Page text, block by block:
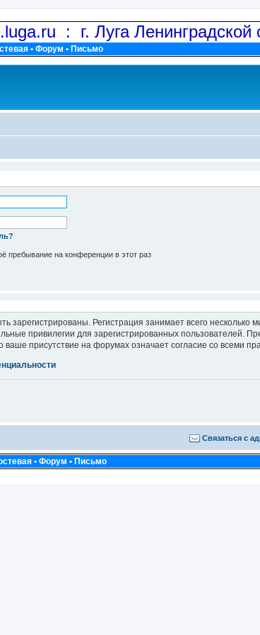
: г. Луга Ленинградской
• Форум • Письмо
пребывание на конференции в этот раз
зарегистрированы. Регистрация занимает всего
привилегии для зарегистрированных пользователей.
присутствие на форумах означает согласие со всеми
Связаться с
• Форум • Письмо